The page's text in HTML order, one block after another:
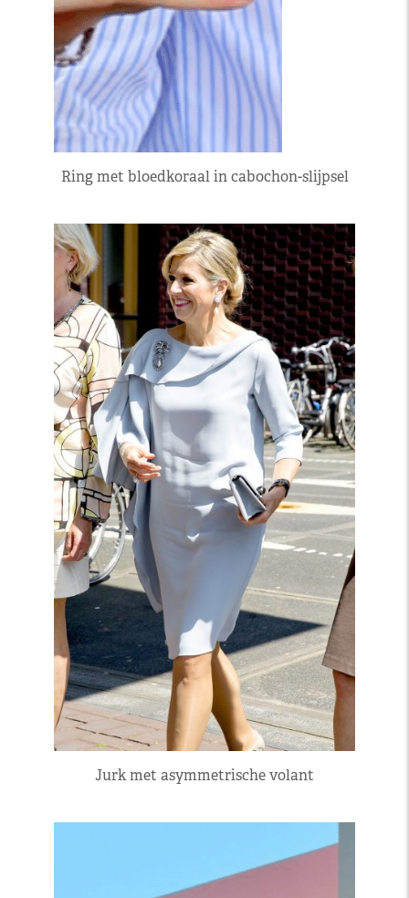
Ring met bloedkoraal in cabochon-slijpsel
Jurk met asymmetrische volant